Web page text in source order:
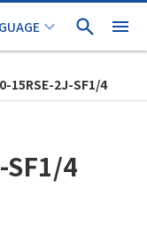
15RSE-2J-SF1/4
SF1/4